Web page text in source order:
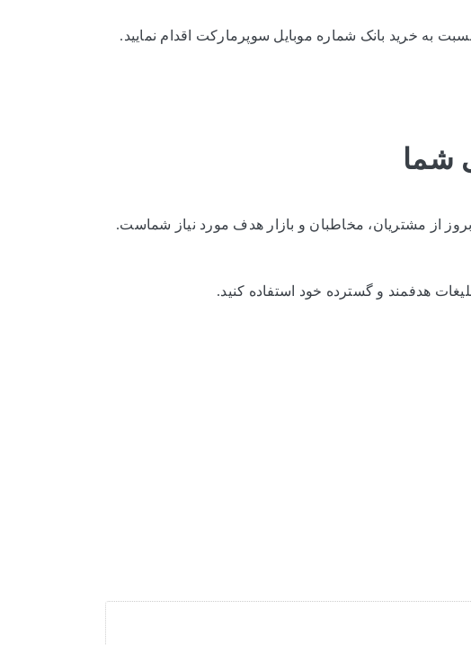
به خرید بانک شماره موبایل سوپرمارکت اقدام نمایید.
شما
از مشتریان، مخاطبان و بازار هدف مورد نیاز شماست.
هدفمند و گسترده خود استفاده کنید.